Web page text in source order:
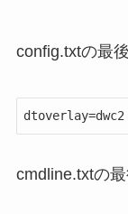
config.txtの最
dtoverlay=dwc2
cmdline.txtの